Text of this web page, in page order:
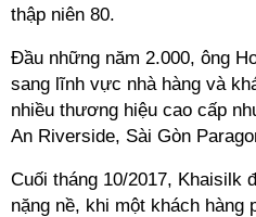
thập niên 80.
Đầu những năm 2.000, ông
sang lĩnh vực nhà hàng và
nhiều thương hiệu cao cấp
An Riverside, Sài Gòn
Cuối tháng 10/2017, Khaisilk
nặng nề, khi một khách hàng